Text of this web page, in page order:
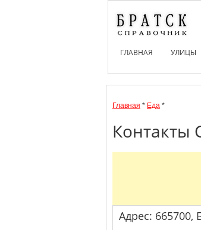
ГЛАВНАЯ УЛИЦЫ
Главная * Еда *
Контакты
Адрес: 665700,